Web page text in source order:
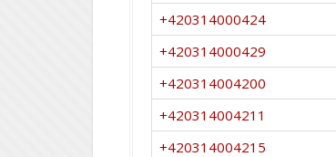
+420314000424
+420314000429
+420314004200
+420314004211
+420314004215